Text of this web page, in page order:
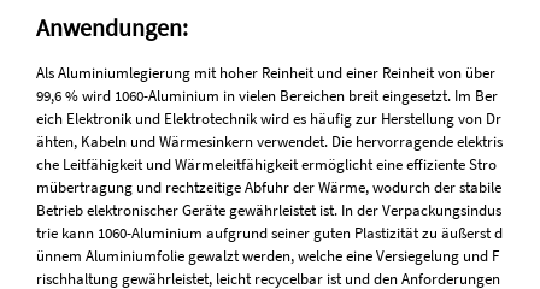
Anwendungen:
Als Aluminiumlegierung mit hoher Reinheit und einer Reinheit von über
99,6 % wird 1060-Aluminium in vielen Bereichen breit eingesetzt. Im Ber
eich Elektronik und Elektrotechnik wird es häufig zur Herstellung von Dr
ähten, Kabeln und Wärmesinkern verwendet. Die hervorragende elektris
che Leitfähigkeit und Wärmeleitfähigkeit ermöglicht eine effiziente Stro
mübertragung und rechtzeitige Abfuhr der Wärme, wodurch der stabile
Betrieb elektronischer Geräte gewährleistet ist. In der Verpackungsindus
trie kann 1060-Aluminium aufgrund seiner guten Plastizität zu äußerst d
ünnem Aluminiumfolie gewalzt werden, welche eine Versiegelung und F
rischhaltung gewährleistet, leicht recycelbar ist und den Anforderungen